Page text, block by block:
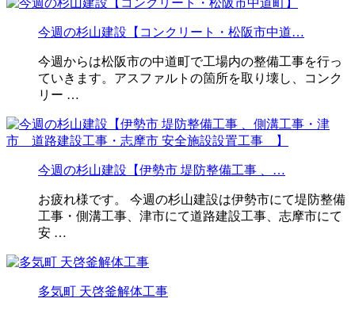
今週の杉山建設【コンクリート・松阪市中道…
今週からは松阪市の中道町で工場内の整備工事を行っ
ていきます。アスファルトの箇所を取り壊し、コンク
リー …
今週の杉山建設【伊勢市 堤防整備工事 、…
お疲れ様です。 今週の杉山建設は伊勢市にて堤防整備
工事・側溝工事、津市にて道路建設工事、志摩市にて
安 …
多気町 天啓釜解体工事